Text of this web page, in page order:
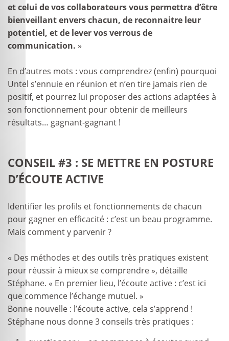
et celui de vos collaborateurs vous permettra d’être
bienveillant envers chacun, de reconnaitre leur
potentiel, et de lever vos verrous de
communication. »
En d’autres mots : vous comprendrez (enfin) pourquoi
Untel s’ennuie en réunion et n’en tire jamais rien de
positif, et pourrez lui proposer des actions adaptées à
son fonctionnement pour obtenir de meilleurs
résultats… gagnant-gagnant !
CONSEIL #3 : SE METTRE EN POSTURE
D’ÉCOUTE ACTIVE
Identifier les profils et fonctionnements de chacun
pour gagner en efficacité : c’est un beau programme.
Mais comment y parvenir ?
« Des méthodes et des outils très pratiques existent
pour réussir à mieux se comprendre », détaille
Stéphane. « En premier lieu, l’écoute active : c’est ici
que commence l’échange mutuel. »
Bonne nouvelle : l’écoute active, cela s’apprend !
Stéphane nous donne 3 conseils très pratiques :